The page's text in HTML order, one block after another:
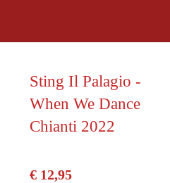
Sting Il Palagio -
When We Dance
Chianti 2022
€ 12,95